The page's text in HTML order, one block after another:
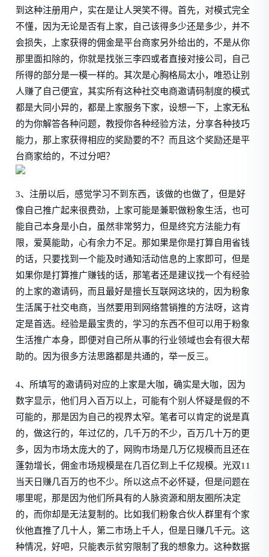
到这种注册用户，实在是让人哭笑不得。首先，对模式完全
不懂，因为无论是否有上家，自己该得多少还是多少，并不
会损失，上家获得的佣金是平台商家另外给出的，不是从你
那里面扣除的，你就是找张三李四或者直接对接公司，自己
所得的部分是一模一样的。其次是心胸格局太小，唯恐让别
人赚了自己便宜，其实所有这种社交电商邀请码制度的模式
都是大同小异的，都是上家服务下家，设想一下，上家无私
的为你解答各种问题，教授你各种经验方法，分享各种技巧
能力，那上家获得相应的奖励要的不？而且这个奖励还是平
台商家给的，不过分吧？
3、注册以后，感觉学习不到东西，该做的也做了，但是好
像自己推广起来很费劲，上家可能是兼职做粉象生活，也可
能自己本身是小白，虽然非常努力，但是终究方法能力有
限，爱莫能助，心有余力不足。那如果是你是打算自用省钱
的话，只要找到一个能及时通知活动信息的上家即可，但是
如果你是打算推广赚钱的话，那笔者还是建议找一个有经验
的上家的邀请码，而且最好是擅长互联网这块的，因为粉象
生活属于社交电商，当然要用到网络营销推的方法呀，这肯
定是首选。经验是最宝贵的，学习的东西不但可以用于粉象
生活推广本身，即便对自己所从事的行业领域也会有很大帮
助的。因为很多方法思路都是共通的，举一反三。
4、所填写的邀请码对应的上家是大咖，确实是大咖，因为
数字显示，他们月入百万以上，可能有个别人怀疑是假的不
可能的，那是因为自己的视界太窄。笔者可以肯定的说是真
的，做这行的，年过亿的，几千万的不少，百万几十万的更
多，因为市场太庞大的了，网购市场是几万亿规模而且还在
蓬勃增长，佣金市场规模是在几百亿到上千亿规模。光双11
当天日赚几百万的也不少。所以这点不必怀疑，但是问题在
哪里呢，那是因为他们所具有的人脉资源和朋友圈所决定
的，而你却是无法复制的。比如我们粉象合伙人群里有个家
伙他直推了几十人，第二市场上千人，但是日赚几千元。这
种情况，好吧，只能表示贫穷限制了我的想象力。这种数据